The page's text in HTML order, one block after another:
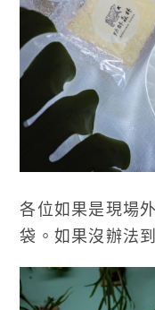
各位如果是現場
袋。如果沒辦法